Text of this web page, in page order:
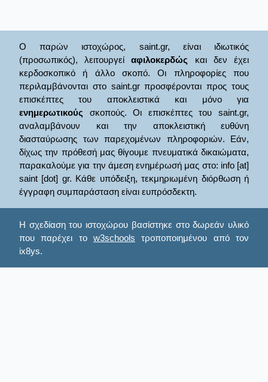
Ο παρών ιστοχώρος, saint.gr, είναι ιδιωτικός
(προσωπικός), λειτουργείαφιλοκερδώς και δεν έχει
κερδοσκοπικό ή άλλο σκοπό. Οι πληροφορίες που
περιλαμβάνονται στο saint.gr προσφέρονται προς τους
επισκέπτες του αποκλειστικά και μόνο για
ενημερωτικούς σκοπούς. Οι επισκέπτες του saint.gr,
αναλαμβάνουν και την αποκλειστική ευθύνη
διασταύρωσης των παρεχομένων πληροφοριών. Εάν,
δίχως την πρόθεσή μας θίγουμε πνευματικά δικαιώματα,
παρακαλούμε για την άμεση ενημέρωσή μας στο: info [at]
saint [dot] gr. Κάθε υπόδειξη, τεκμηριωμένη διόρθωση ή
έγγραφη συμπαράσταση είναι ευπρόσδεκτη.
Η σχεδίαση του ιστοχώρου βασίστηκε στο δωρεάν υλικό
που παρέχει το w3schools τροποποιημένου από τον
ix8ys.